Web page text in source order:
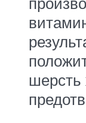
шерсть